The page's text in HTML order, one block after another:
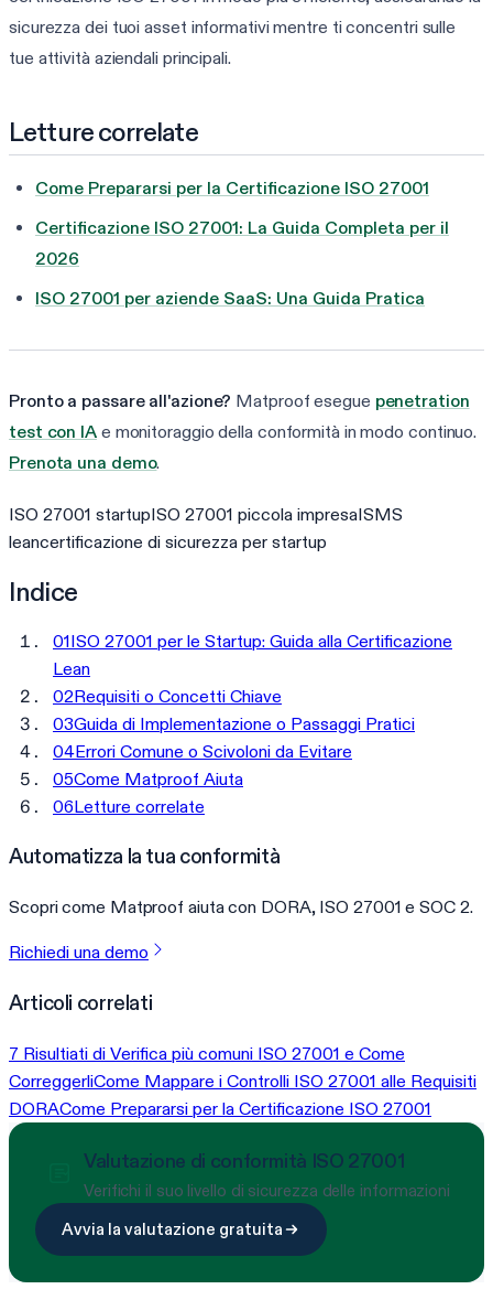
sicurezza dei tuoi asset informativi mentre ti concentri sulle
tue attività aziendali principali.
Letture correlate
Come Prepararsi per la Certificazione ISO 27001
Certificazione ISO 27001: La Guida Completa per il
2026
ISO 27001 per aziende SaaS: Una Guida Pratica
Pronto a passare all'azione? Matproof esegue penetration
test con IAe monitoraggio della conformità in modo continuo.
Prenota una demo.
ISO 27001 startupISO 27001 piccola impresaISMS
leancertificazione di sicurezza per startup
Indice
01ISO 27001 per le Startup: Guida alla Certificazione
Lean
02Requisiti o Concetti Chiave
03Guida di Implementazione o Passaggi Pratici
04Errori Comune o Scivoloni da Evitare
05Come Matproof Aiuta
06Letture correlate
Automatizza la tua conformità
Scopri come Matproof aiuta con DORA, ISO 27001 e SOC 2.
Richiedi una demo
Articoli correlati
7 Risultiati di Verifica più comuni ISO 27001 e Come
CorreggerliCome Mappare i Controlli ISO 27001 alle Requisiti
DORACome Prepararsi per la Certificazione ISO 27001
Valutazione di conformità ISO 27001
Verifichi il suo livello di sicurezza delle informazioni
Avvia la valutazione gratuita